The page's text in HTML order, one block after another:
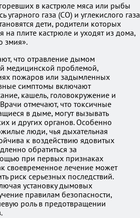
в кастрюле мяса или рыбы
угарного газа (CO) и углекислого газа
дети, родители которых
на плите кастрюле и уходят из дома,
змия».
что отравление дымом
медицинской проблемой,
пожаров или задымленных
симптомы включают
кашель, головокружение и
отмечают, что токсичные
в дыме, могут вызывать
и других органов. Особенно
люди, чья дыхательная
к воздействию ядовитых
обратиться за
при первых признаках
своевременное лечение может
риск серьезных последствий.
установку дымовых
правилам безопасности,
роль в предотвращении